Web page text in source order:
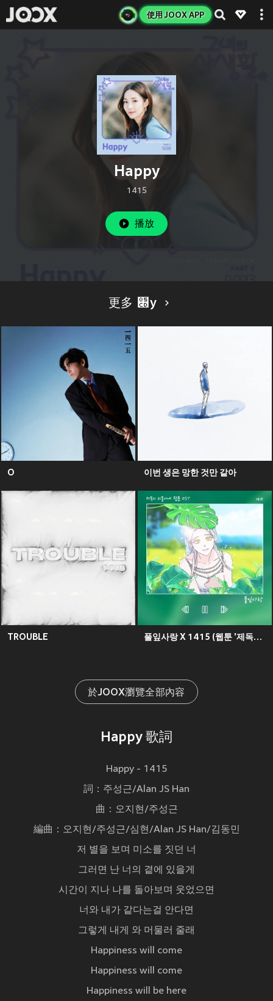
使用 JOOX APP
Happy
1415
播放
更多 ׍y
O 이번 생은 망한 것만 같아
TROUBLE 풀잎사랑 X 1415 (웹툰 '제독의 괴물아내' Original Soundtrack), Pt.3
於JOOX瀏覽全部內容
Happy 歌詞
Happy - 1415
詞：주성근/Alan JS Han
曲：오지현/주성근
編曲：오지현/주성근/심현/Alan JS Han/김동민
저 별을 보며 미소를 짓던 너
그러면 난 너의 곁에 있을게
시간이 지나 나를 돌아보며 웃었으면
너와 내가 같다는걸 안다면
그렇게 내게 와 머물러 줄래
Happiness will come
Happiness will come
Happiness will be here